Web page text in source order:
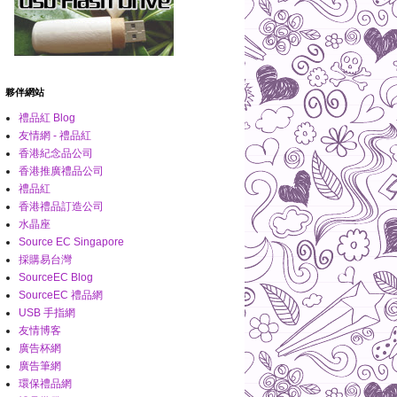
夥伴網站
禮品紅 Blog
友情網 - 禮品紅
香港紀念品公司
香港推廣禮品公司
禮品紅
香港禮品訂造公司
水晶座
Source EC Singapore
採購易台灣
SourceEC Blog
SourceEC 禮品網
USB 手指網
友情博客
廣告杯網
廣告筆網
環保禮品網